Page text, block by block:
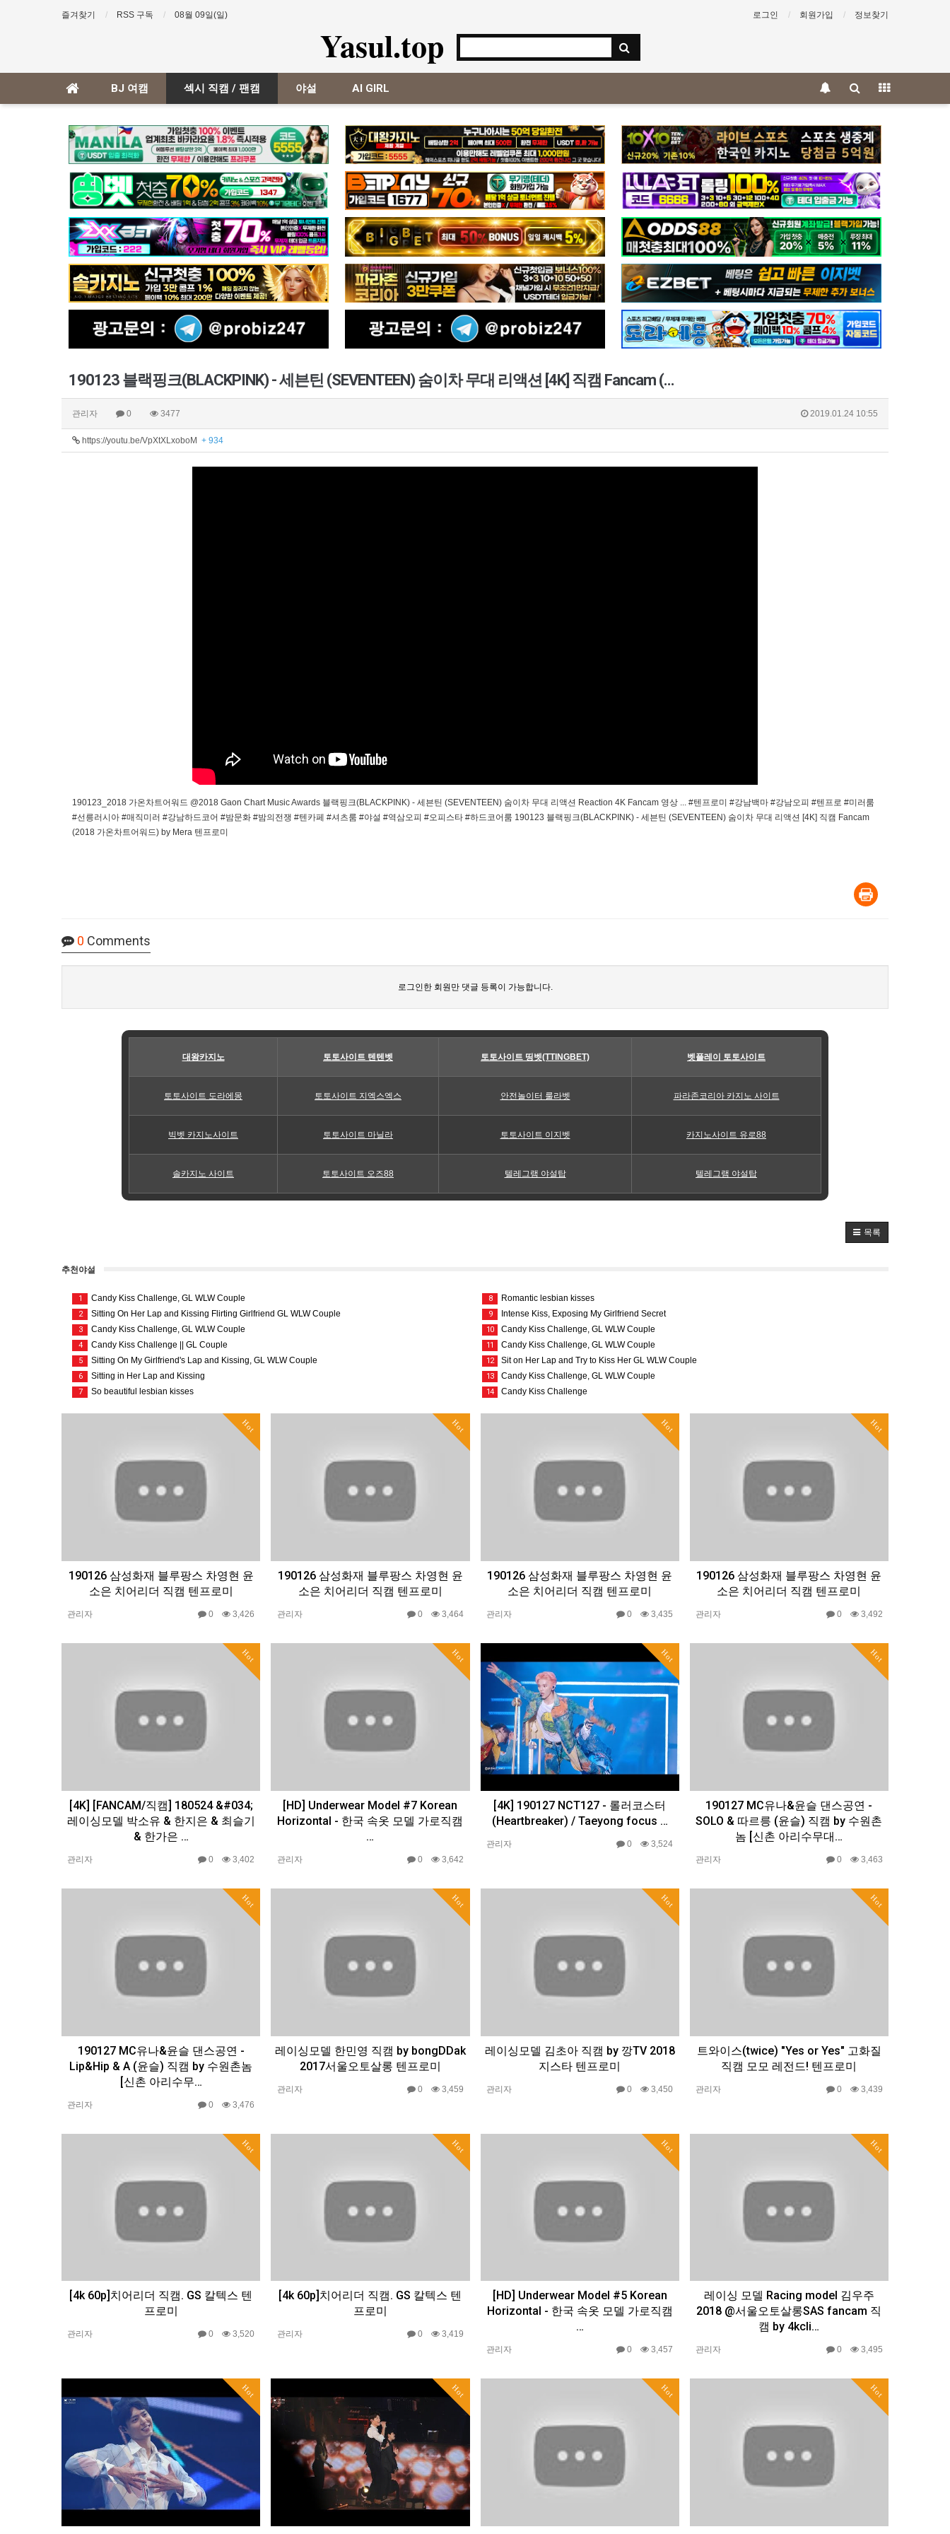
즐겨찾기 RSS 구독 08월 09일(일) 로그인 회원가입 정보찾기
Yasul.top
BJ 여캠 섹시 직캠 / 팬캠 야설 AI GIRL
190123 블랙핑크(BLACKPINK) - 세븐틴 (SEVENTEEN) 숨이차 무대 리액션 [4K] 직캠 Fancam (…
관리자 0 3477 2019.01.24 10:55
https://youtu.be/VpXtXLxoboM + 934
190123_2018 가온차트어워드 @2018 Gaon Chart Music Awards 블랙핑크(BLACKPINK) - 세븐틴 (SEVENTEEN) 숨이차 무대 리액션 Reaction 4K Fancam 영상 ... #텐프로미 #강남백마 #강남오피 #텐프로 #미러룸
#선릉러시아 #매직미러 #강남하드코어 #밤문화 #밤의전쟁 #텐카페 #셔츠룸 #야설 #역삼오피 #오피스타 #하드코어룸 190123 블랙핑크(BLACKPINK) - 세븐틴 (SEVENTEEN) 숨이차 무대 리액션 [4K] 직캠 Fancam
(2018 가온차트어워드) by Mera 텐프로미
0 Comments
로그인한 회원만 댓글 등록이 가능합니다.
대왕카지노 토토사이트 텐텐벳 토토사이트 띵벳(TTINGBET) 벳플레이 토토사이트
토토사이트 도라에몽 토토사이트 지엑스엑스 안전놀이터 룰라벳 파라존코리아 카지노 사이트
빅벳 카지노사이트 토토사이트 마닐라 토토사이트 이지벳 카지노사이트 유로88
솔카지노 사이트 토토사이트 오즈88 텔레그램 야설탑 텔레그램 야설탑
목록
추천야설
1 Candy Kiss Challenge, GL WLW Couple
2 Sitting On Her Lap and Kissing Flirting Girlfriend GL WLW Couple
3 Candy Kiss Challenge, GL WLW Couple
4 Candy Kiss Challenge || GL Couple
5 Sitting On My Girlfriend's Lap and Kissing, GL WLW Couple
6 Sitting in Her Lap and Kissing
7 So beautiful lesbian kisses
8 Romantic lesbian kisses
9 Intense Kiss, Exposing My Girlfriend Secret
10 Candy Kiss Challenge, GL WLW Couple
11 Candy Kiss Challenge, GL WLW Couple
12 Sit on Her Lap and Try to Kiss Her GL WLW Couple
13 Candy Kiss Challenge, GL WLW Couple
14 Candy Kiss Challenge
Hot
190126 삼성화재 블루팡스 차영현 윤
소은 치어리더 직캠 텐프로미
관리자 0 3,426
Hot
190126 삼성화재 블루팡스 차영현 윤
소은 치어리더 직캠 텐프로미
관리자 0 3,464
Hot
190126 삼성화재 블루팡스 차영현 윤
소은 치어리더 직캠 텐프로미
관리자 0 3,435
Hot
190126 삼성화재 블루팡스 차영현 윤
소은 치어리더 직캠 텐프로미
관리자 0 3,492
Hot
[4K] [FANCAM/직캠] 180524 &#034;
레이싱모델 박소유 & 한지은 & 최슬기
& 한가은 …
관리자 0 3,402
Hot
[HD] Underwear Model #7 Korean
Horizontal - 한국 속옷 모델 가로직캠
…
관리자 0 3,642
Hot
[4K] 190127 NCT127 - 롤러코스터
(Heartbreaker) / Taeyong focus …
관리자 0 3,524
Hot
190127 MC유나&윤슬 댄스공연 -
SOLO & 따르릉 (윤슬) 직캠 by 수원촌
놈 [신촌 아리수무대…
관리자 0 3,463
Hot
190127 MC유나&윤슬 댄스공연 -
Lip&Hip & A (윤슬) 직캠 by 수원촌놈
[신촌 아리수무…
관리자 0 3,476
Hot
레이싱모델 한민영 직캠 by bongDDak
2017서울오토살롱 텐프로미
관리자 0 3,459
Hot
레이싱모델 김초아 직캠 by 깡TV 2018
지스타 텐프로미
관리자 0 3,450
Hot
트와이스(twice) "Yes or Yes" 고화질
직캠 모모 레전드! 텐프로미
관리자 0 3,439
Hot
[4k 60p]치어리더 직캠. GS 칼텍스 텐
프로미
관리자 0 3,520
Hot
[4k 60p]치어리더 직캠. GS 칼텍스 텐
프로미
관리자 0 3,419
Hot
[HD] Underwear Model #5 Korean
Horizontal - 한국 속옷 모델 가로직캠
…
관리자 0 3,457
Hot
레이싱 모델 Racing model 김우주
2018 @서울오토살롱SAS fancam 직
캠 by 4kcli…
관리자 0 3,495
Hot Hot Hot Hot